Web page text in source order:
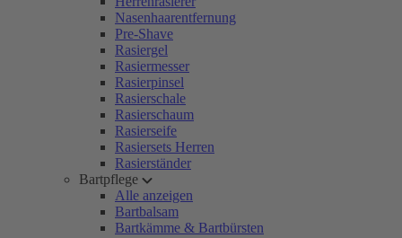
Nasenhaarentfernung
Pre-Shave
Rasiergel
Rasiermesser
Rasierpinsel
Rasierschale
Rasierschaum
Rasierseife
Rasiersets Herren
Rasierständer
Bartpflege
Alle anzeigen
Bartbalsam
Bartkämme & Bartbürsten